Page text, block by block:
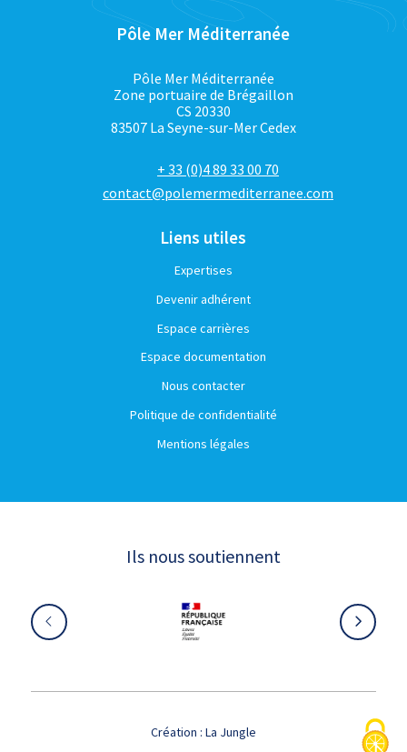
Pôle Mer Méditerranée
Pôle Mer Méditerranée
Zone portuaire de Brégaillon
CS 20330
83507 La Seyne-sur-Mer Cedex
+ 33 (0)4 89 33 00 70
contact@polemermediterranee.com
Liens utiles
Expertises
Devenir adhérent
Espace carrières
Espace documentation
Nous contacter
Politique de confidentialité
Mentions légales
Ils nous soutiennent
Création : La Jungle